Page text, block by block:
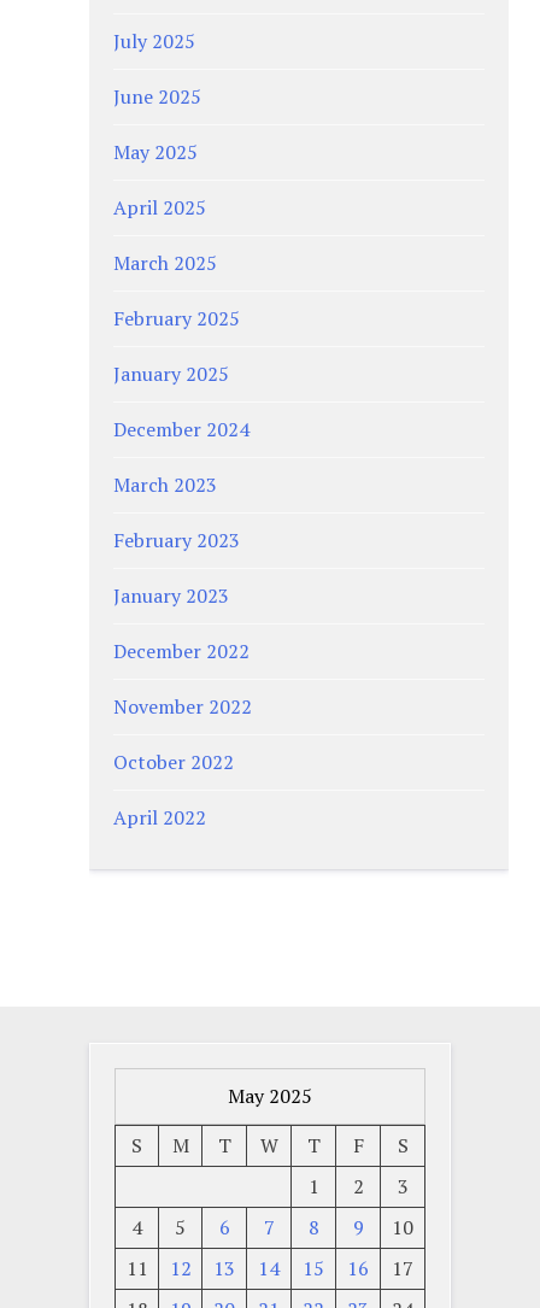
July 2025
June 2025
May 2025
April 2025
March 2025
February 2025
January 2025
December 2024
March 2023
February 2023
January 2023
December 2022
November 2022
October 2022
April 2022
May 2025
S
M T W T F
S
1
2
3
4
5 6 7 8 9
10
11
12 13 14 15 16
17